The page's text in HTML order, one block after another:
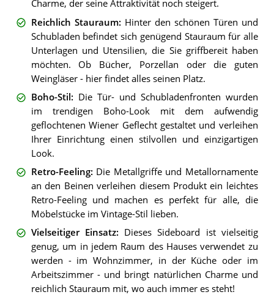
Charme, der seine Attraktivität noch steigert.
Reichlich Stauraum: Hinter den schönen Türen und
Schubladen befindet sich genügend Stauraum für alle
Unterlagen und Utensilien, die Sie griffbereit haben
möchten. Ob Bücher, Porzellan oder die guten
Weingläser - hier findet alles seinen Platz.
Boho-Stil: Die Tür- und Schubladenfronten wurden
im trendigen Boho-Look mit dem aufwendig
geflochtenen Wiener Geflecht gestaltet und verleihen
Ihrer Einrichtung einen stilvollen und einzigartigen
Look.
Retro-Feeling: Die Metallgriffe und Metallornamente
an den Beinen verleihen diesem Produkt ein leichtes
Retro-Feeling und machen es perfekt für alle, die
Möbelstücke im Vintage-Stil lieben.
Vielseitiger Einsatz: Dieses Sideboard ist vielseitig
genug, um in jedem Raum des Hauses verwendet zu
werden - im Wohnzimmer, in der Küche oder im
Arbeitszimmer - und bringt natürlichen Charme und
reichlich Stauraum mit, wo auch immer es steht!